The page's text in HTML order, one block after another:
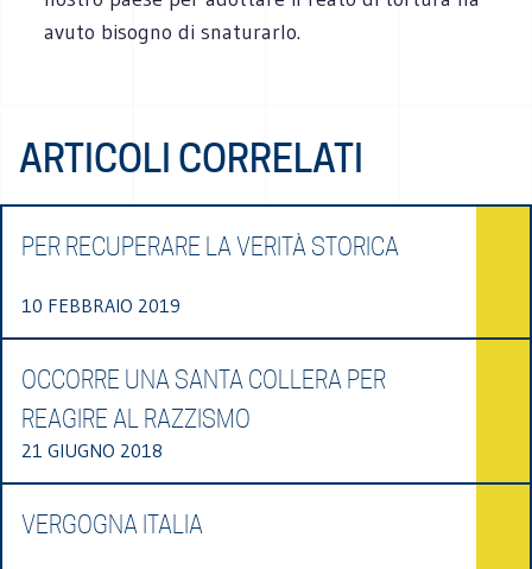
avuto bisogno di snaturarlo.
ARTICOLI CORRELATI
PER RECUPERARE LA VERITÀ STORICA
10 FEBBRAIO 2019
OCCORRE UNA SANTA COLLERA PER
REAGIRE AL RAZZISMO
21 GIUGNO 2018
VERGOGNA ITALIA